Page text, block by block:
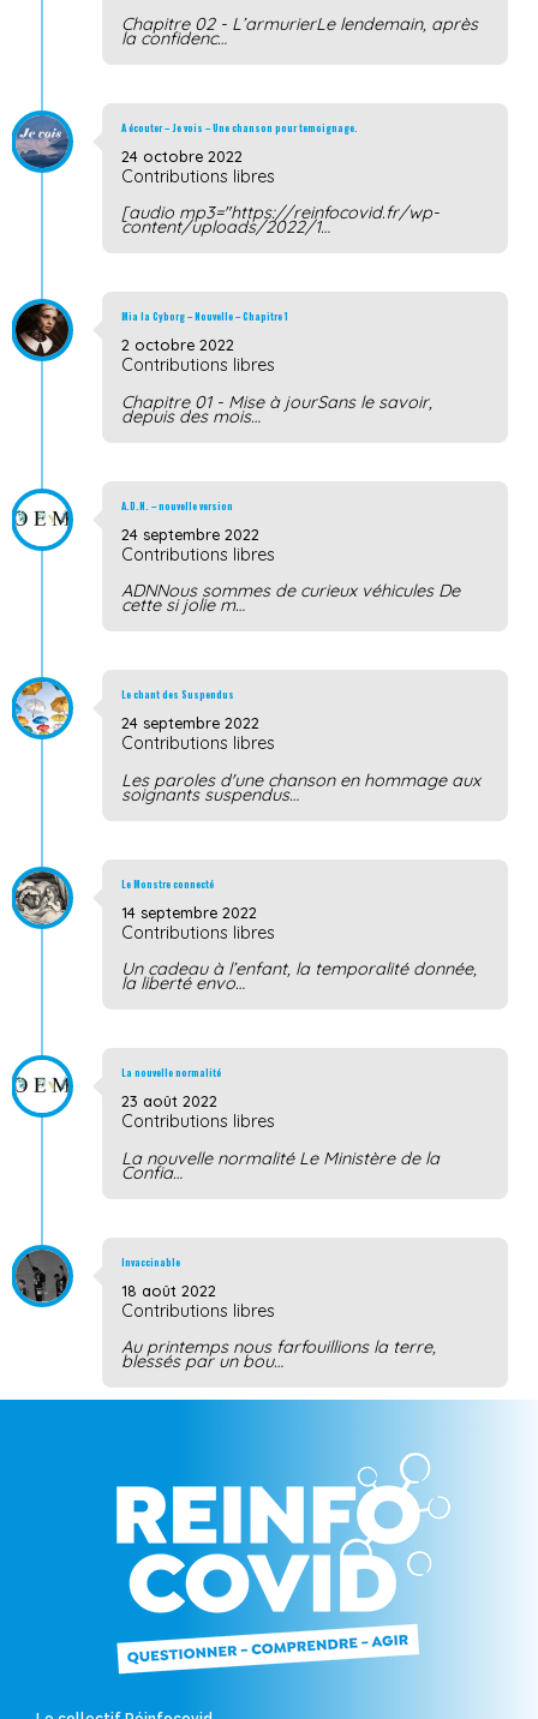
Chapitre 02 - L’armurierLe lendemain, après
la confidenc…
A écouter – Je vois – Une chanson pour temoignage.
24 octobre 2022
Contributions libres
[audio mp3="https://reinfocovid.fr/wp-
content/uploads/2022/1…
Mia la Cyborg – Nouvelle – Chapitre 1
2 octobre 2022
Contributions libres
Chapitre 01 - Mise à jourSans le savoir,
depuis des mois…
A.D.N. – nouvelle version
24 septembre 2022
Contributions libres
ADNNous sommes de curieux véhicules De
cette si jolie m…
Le chant des Suspendus
24 septembre 2022
Contributions libres
Les paroles d'une chanson en hommage aux
soignants suspendus…
Le Monstre connecté
14 septembre 2022
Contributions libres
Un cadeau à l’enfant, la temporalité donnée,
la liberté envo…
La nouvelle normalité
23 août 2022
Contributions libres
La nouvelle normalité Le Ministère de la
Confia…
Invaccinable
18 août 2022
Contributions libres
Au printemps nous farfouillions la terre,
blessés par un bou…